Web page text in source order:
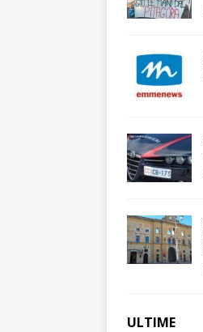
ULTIME